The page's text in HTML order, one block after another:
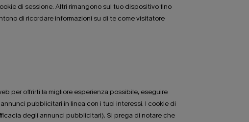
di sessione. Altri rimangono sul tuo dispositivo fino
di ricordare informazioni su di te come visitatore
per offrirti la migliore esperienza possibile, eseguire
pubblicitari in linea con i tuoi interessi. I cookie di
degli annunci pubblicitari). Si prega di notare che